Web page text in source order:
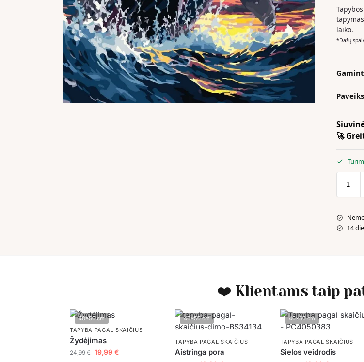
laiko.
*Dažų
🚀
14
❤️ Klientams taip
40x50 cm
TAPYBA PAGAL SKAIČIUS
Žydėjimas
24,99€ 19,99 €
40x50 cm
TAPYBA PAGAL SKAIČIUS
Aistringa pora
40x50 cm
TAPYBA PAGAL SKAIČIUS
Sielos veidrodis